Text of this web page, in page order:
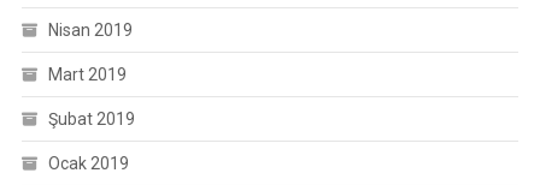
Nisan 2019
Mart 2019
Şubat 2019
Ocak 2019